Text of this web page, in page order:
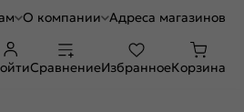
О компании Адреса магазинов
СравнениеИзбранноеКорзина